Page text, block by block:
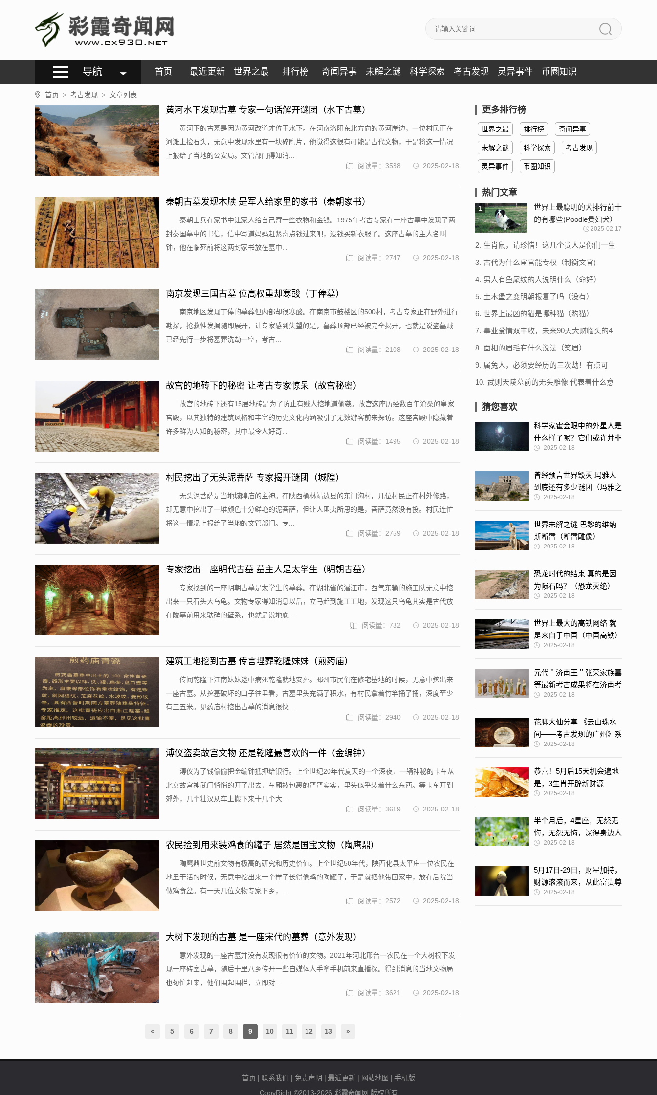
导航 首页 最近更新 世界之最 排行榜 奇闻异事 未解之谜 科学探索 考古发现 灵异事件 币圈知识
首页 > 考古发现 > 文章列表
黄河水下发现古墓 专家一句话解开谜团（水下古墓）
黄河下的古墓是因为黄河改道才位于水下。在河南洛阳东北方向的黄河岸边，一位村民正在
河滩上捡石头，无意中发现水里有一块碎陶片，他觉得这很有可能是古代文物，于是将这一情况
上报给了当地的公安局。文管部门得知消...
2025-02-18
阅读量：3538
秦朝古墓发现木牍 是军人给家里的家书（秦朝家书）
秦朝士兵在家书中让家人给自己寄一些衣物和金钱。1975年考古专家在一座古墓中发现了两
封秦国墓中的书信，信中写道妈妈赶紧寄点钱过来吧，没钱买新衣服了。这座古墓的主人名叫
钟，他在临死前将这两封家书放在墓中...
2025-02-18
阅读量：2747
南京发现三国古墓 位高权重却寒酸（丁俸墓）
南京地区发现丁俸的墓葬但内部却很寒酸。在南京市鼓楼区的500村，考古专家正在野外进行
勘探，抢救性发掘随即展开，让专家感到失望的是，墓葬顶部已经被完全揭开，也就是说盗墓贼
已经先行一步将墓葬洗劫一空，考古...
2025-02-18
阅读量：2108
故宫的地砖下的秘密 让考古专家惊呆（故宫秘密）
故宫的地砖下还有15层地砖是为了防止有贼人挖地道偷袭。故宫这座历经数百年沧桑的皇家
宫殿，以其独特的建筑风格和丰富的历史文化内涵吸引了无数游客前来探访。这座宫殿中隐藏着
许多鲜为人知的秘密，其中最令人好奇...
2025-02-18
阅读量：1495
村民挖出了无头泥菩萨 专家揭开谜团（城隍）
无头泥菩萨是当地城隍庙的主神。在陕西榆林靖边县的东门沟村，几位村民正在村外修路，
却无意中挖出了一堆颜色十分鲜艳的泥菩萨，但让人匪夷所思的是，菩萨竟然没有投。村民连忙
将这一情况上报给了当地的文管部门。专...
2025-02-18
阅读量：2759
专家挖出一座明代古墓 墓主人是太学生（明朝古墓）
专家找到的一座明朝古墓是太学生的墓葬。在湖北省的潜江市，西气东输的施工队无意中挖
出来一只石头大乌龟。文物专家得知消息以后，立马赶到施工工地，发现这只乌龟其实是古代放
在陵墓前用来驮碑的壁系，也就是说地底...
2025-02-18
阅读量：732
建筑工地挖到古墓 传言埋葬乾隆妹妹（煎药庙）
传闻乾隆下江南妹妹途中病死乾隆就地安葬。邳州市民们在修宅基地的时候，无意中挖出来
一座古墓。从挖基破坏的口子往里看，古墓里头充满了积水，有村民拿着竹竿捅了捅，深度至少
有三五米。见药庙村挖出古墓的消息很快...
2025-02-18
阅读量：2940
溥仪盗卖故宫文物 还是乾隆最喜欢的一件（金编钟）
溥仪为了钱偷偷把金编钟抵押给银行。上个世纪20年代夏天的一个深夜，一辆神秘的卡车从
北京故宫神武门悄悄的开了出去，车厢被包裹的严严实实，里头似乎装着什么东西。等卡车开到
郊外，几个壮汉从车上搬下来十几个大...
2025-02-18
阅读量：3619
农民捡到用来装鸡食的罐子 居然是国宝文物（陶鹰鼎）
陶鹰鼎世史前文物有极高的研究和历史价值。上个世纪50年代，陕西化县太平庄一位农民在
地里干活的时候，无意中挖出来一个样子长得像鸡的陶罐子，于是就把他带回家中，放在后院当
做鸡食盆。有一天几位文物专家下乡，...
2025-02-18
阅读量：2572
大树下发现的古墓 是一座宋代的墓葬（意外发现）
意外发现的一座古墓并没有发现很有价值的文物。2021年河北邢台一农民在一个大树根下发
现一座砖室古墓，随后十里八乡传开一些自媒体人手拿手机前来直播探。得到消息的当地文物局
也匆忙赶来，他们围起围栏，立即对...
2025-02-18
阅读量：3621
« 5 6 7 8 9 10 11 12 13 »
更多排行榜
世界之最 排行榜 奇闻异事
未解之谜 科学探索 考古发现
灵异事件 币圈知识
热门文章
1
世界上最聪明的犬排行前十
的有哪些(Poodle贵妇犬）
2025-02-17
2. 生肖鼠，请珍惜！这几个贵人是你们一生
3. 古代为什么宦官能专权（制衡文官)
4. 男人有鱼尾纹的人说明什么（命好）
5. 土木堡之变明朝报复了吗（没有）
6. 世界上最凶的猫是哪种猫（豹猫）
7. 事业爱情双丰收，未来90天大财临头的4
8. 面相的眉毛有什么说法（笑眉）
9. 属兔人，必须要经历的三次劫！有点可
10. 武则天陵墓前的无头雕像 代表着什么意
猜您喜欢
科学家霍金眼中的外星人是
什么样子呢？它们或许并非
人形2025-02-18
曾经预言世界毁灭 玛雅人
到底还有多少谜团（玛雅之
谜）2025-02-18
世界未解之谜 巴黎的维纳
斯断臂（断臂雕像）
2025-02-18
恐龙时代的结束 真的是因
为陨石吗？（恐龙灭绝）
2025-02-18
世界上最大的高铁网络 就
是来自于中国（中国高铁）
2025-02-18
元代＂济南王＂张荣家族墓
等最新考古成果将在济南考
古馆展出
2025-02-18
花脚大仙分享 《云山珠水
间——考古发现的广州》系
列之一
2025-02-18
恭喜！5月后15天机会遍地
是，3生肖开辟新财源
2025-02-18
半个月后，4星座，无怨无
悔，无怨无悔，深得身边人
认同2025-02-18
5月17日-29日，财星加持，
财源滚滚而来，从此富贵尊
贵，豪气满满
2025-02-18
首页 | 联系我们 | 免责声明 | 最近更新 | 网站地图 | 手机版
CopyRight ©2013-2026 彩霞奇闻网 版权所有